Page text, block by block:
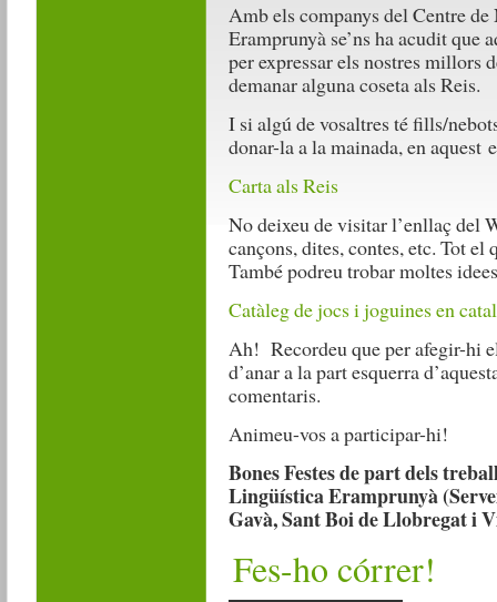
Amb els companys del Centre
Eramprunyà se’ns ha acudit que
per expressar els nostres millors
demanar alguna coseta als Reis.
I si algú de vosaltres té fills/
donar-la a la mainada, en aquest
Carta als Reis
No deixeu de visitar l’enllaç del
cançons, dites, contes, etc. Tot
També podreu trobar moltes
Catàleg de jocs i joguines en
Ah! Recordeu que per afegir-hi
d’anar a la part esquerra
comentaris.
Animeu-vos a participar-hi!
Bones Festes de part dels
Lingüística Eramprunyà
Gavà, Sant Boi de Llobregat i
Fes-ho córrer!